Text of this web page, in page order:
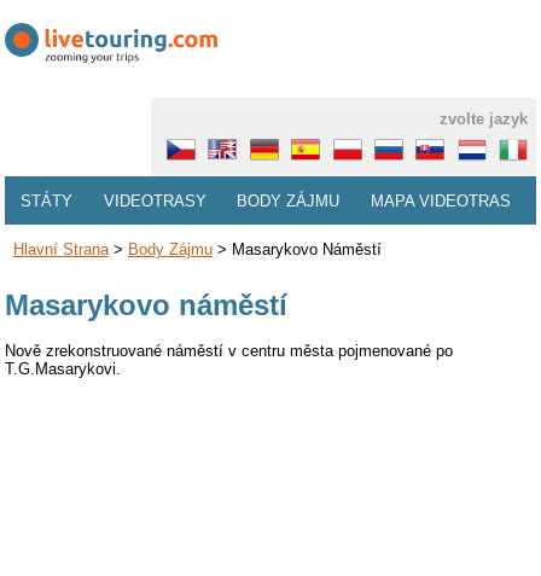
zvolte jazyk
STÁTY VIDEOTRASY BODY ZÁJMU MAPA VIDEOTRAS
Hlavní Strana> Body Zájmu> Masarykovo Náměstí
Masarykovo náměstí
Nově zrekonstruované náměstí v centru města pojmenované po
T.G.Masarykovi.